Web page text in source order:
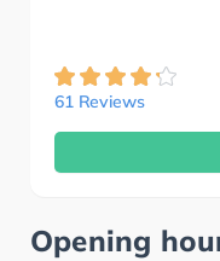
61 Reviews
Opening